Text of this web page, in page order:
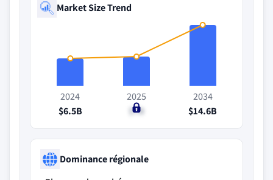
Market Size Trend
2024
$6.5B
2025
$7B
2034
$14.6B
Dominance régionale